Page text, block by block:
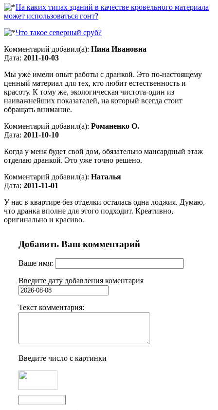
На каких типах зданий в качестве кровельного материала
может использоваться гонт?
Что такое северный сруб?
Комментарий добавил(а): Нина Ивановна
Дата: 2011-10-03
Мы уже имели опыт работы с дранкой. Это по-настоящему
ценный материал для тех, кто любит естественность и
красоту. К тому же, экологическая чистота-один из
наиважнейших показателей, на который всегда стоит
обращать внимание.
Комментарий добавил(а): Романенко О.
Дата: 2011-10-10
Когда у меня будет свой дом, обязательно мансардный этаж
отделаю дранкой. Это уже точно решено.
Комментарий добавил(а): Наталья
Дата: 2011-11-01
У нас в квартире без отделки осталась одна лоджия. Думаю,
что дранка вполне для этого подходит. Креативно,
оригинально и красиво.
Добавить Ваш комментарий
Ваше имя:
Введите дату добавления коментария
Текст комментария:
Введите число с картинки